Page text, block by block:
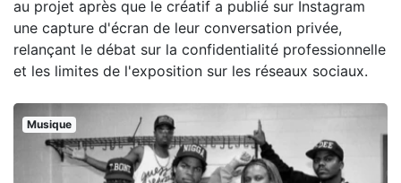
au projet après que le créatif a publié sur Instagram
une capture d'écran de leur conversation privée,
relançant le débat sur la confidentialité professionnelle
et les limites de l'exposition sur les réseaux sociaux.
Musique